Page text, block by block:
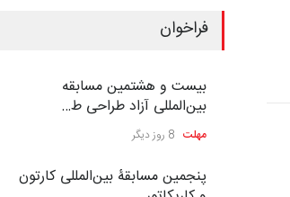
فراخوان
بیست و هشتمین مسابقه
بین‌المللی آزاد طراحی ط…
مهلت 8 روز دیگر
پنجمین مسابقۀ بین‌المللی کارتون